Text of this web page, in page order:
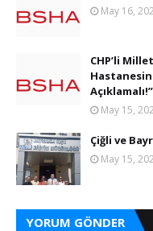
May 16,
CHP’li
Açıklamalı!”
May 15,
Çiğli ve
May 15,
YORUM GÖNDER